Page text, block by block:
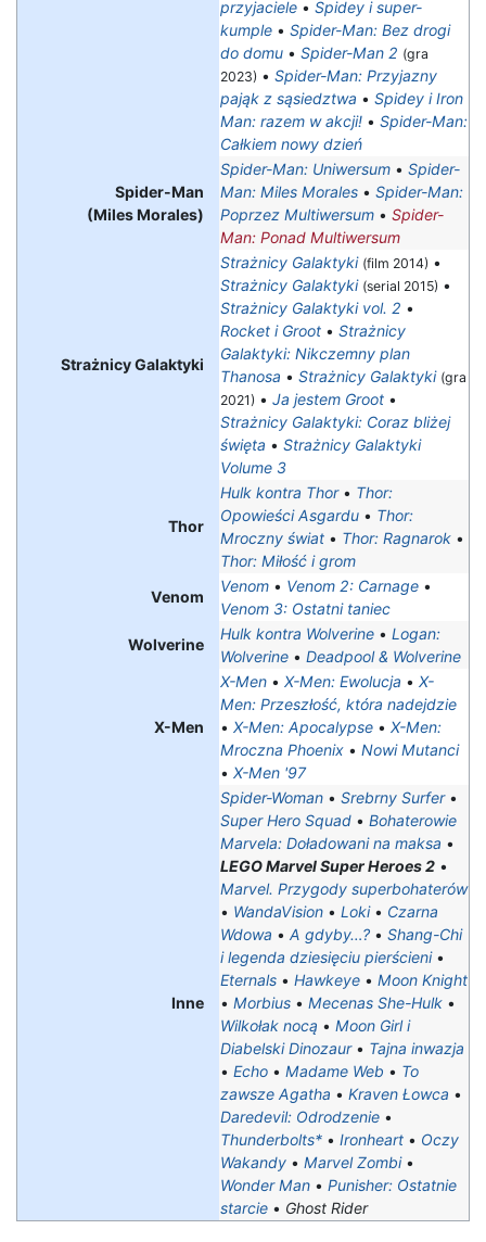
przyjaciele • Spidey i super-
kumple • Spider-Man: Bez drogi
do domu • Spider-Man 2 (gra
2023) • Spider-Man: Przyjazny
pająk z sąsiedztwa • Spidey i Iron
Man: razem w akcji! • Spider-Man:
Całkiem nowy dzień
Spider-Man
(Miles Morales)
Spider-Man: Uniwersum • Spider-
Man: Miles Morales • Spider-Man:
Poprzez Multiwersum • Spider-
Man: Ponad Multiwersum
Strażnicy Galaktyki
Strażnicy Galaktyki (film 2014) •
Strażnicy Galaktyki (serial 2015) •
Strażnicy Galaktyki vol. 2 •
Rocket i Groot • Strażnicy
Galaktyki: Nikczemny plan
Thanosa • Strażnicy Galaktyki (gra
2021) • Ja jestem Groot •
Strażnicy Galaktyki: Coraz bliżej
święta • Strażnicy Galaktyki
Volume 3
Thor
Hulk kontra Thor• Thor:
Opowieści Asgardu • Thor:
Mroczny świat • Thor: Ragnarok •
Thor: Miłość i grom
Venom
Venom • Venom 2: Carnage •
Venom 3: Ostatni taniec
Wolverine
Hulk kontra Wolverine • Logan:
Wolverine • Deadpool & Wolverine
X-Men
X-Men • X-Men: Ewolucja • X-
Men: Przeszłość, która nadejdzie
• X-Men: Apocalypse • X-Men:
Mroczna Phoenix • Nowi Mutanci
• X-Men '97
Inne
Spider-Woman • Srebrny Surfer•
Super Hero Squad • Bohaterowie
Marvela: Doładowani na maksa‎ •
LEGO Marvel Super Heroes 2 •
Marvel. Przygody superbohaterów
• WandaVision • Loki• Czarna
Wdowa • A gdyby…? • Shang-Chi
i legenda dziesięciu pierścieni•
Eternals • Hawkeye • Moon Knight
• Morbius • Mecenas She-Hulk •
Wilkołak nocą • Moon Girl i
Diabelski Dinozaur• Tajna inwazja
• Echo • Madame Web • To
zawsze Agatha • Kraven Łowca •
Daredevil: Odrodzenie •
Thunderbolts* • Ironheart • Oczy
Wakandy • Marvel Zombi•
Wonder Man • Punisher: Ostatnie
starcie • Ghost Rider